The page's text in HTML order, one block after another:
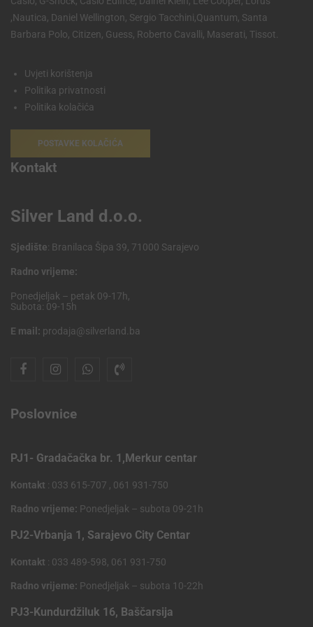
,Nautica, Daniel Wellington, Sergio Tacchini,Quantum, Santa
Barbara Polo, Citizen, Guess, Roberto Cavalli, Maserati, Tissot.
Uvjeti korištenja
Politika privatnosti
Politika kolačića
POSTAVKE KOLAČIĆA
Kontakt
Silver Land d.o.o.
Sjedište: Branilaca Šipa 39, 71000 Sarajevo
Radno vrijeme:
Ponedjeljak – petak 09-17h,
Subota: 09-15h
E mail: prodaja@silverland.ba
Poslovnice
PJ1- Gradačačka br. 1,Merkur centar
Kontakt : 033 615-707 , 061 931-750
Radno vrijeme: Ponedjeljak – subota 09-21h
PJ2-Vrbanja 1, Sarajevo City Centar
Kontakt : 033 489-598, 061 931-750
Radno vrijeme: Ponedjeljak – subota 10-22h
PJ3-Kundurdžiluk 16, Baščarsija